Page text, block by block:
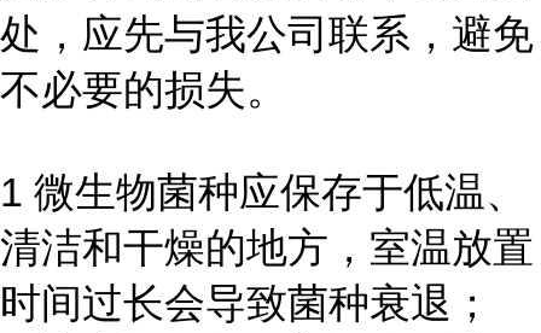
处，应先与我公司联系，避免
不必要的损失。
1 微生物菌种应保存于低温、
清洁和干燥的地方，室温放置
时间过长会导致菌种衰退；